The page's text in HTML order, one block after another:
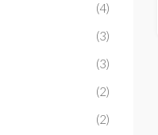
(4)
(3)
(3)
(2)
(2)